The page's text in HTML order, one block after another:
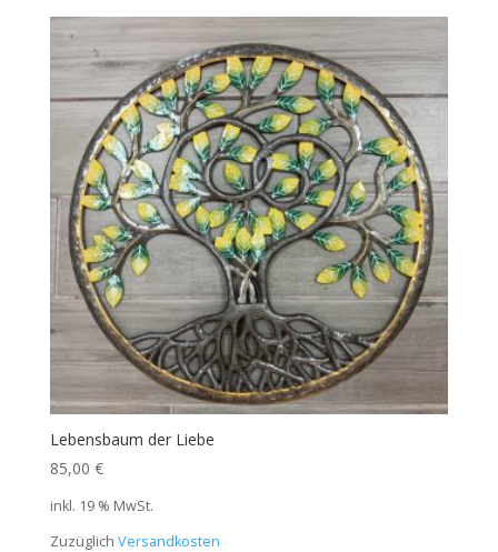
Lebensbaum der Liebe
85,00 €
inkl. 19 % MwSt.
Zuzüglich Versandkosten